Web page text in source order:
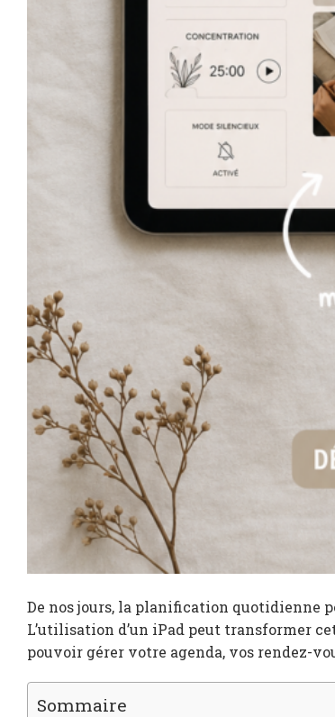
De nos jours, la planification quotidienne
L’utilisation d’un iPad peut transformer
pouvoir gérer votre agenda, vos rendez-
Sommaire